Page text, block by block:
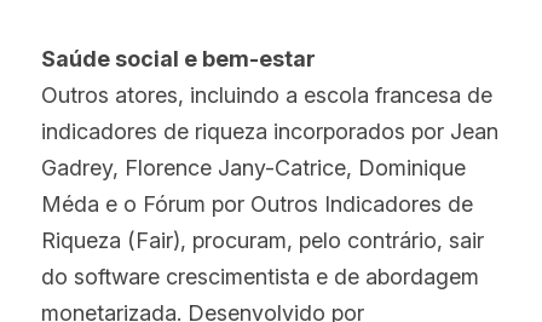
Saúde social e bem-estar
Outros atores, incluindo a escola francesa de
indicadores de riqueza incorporados por Jean
Gadrey, Florence Jany-Catrice, Dominique
Méda e o Fórum por Outros Indicadores de
Riqueza (Fair), procuram, pelo contrário, sair
do software crescimentista e de abordagem
monetarizada. Desenvolvido por